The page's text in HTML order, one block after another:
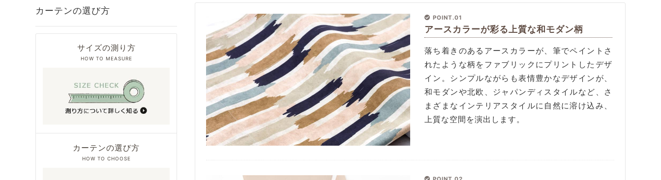
POINT.01
アースカラーが彩る上質な和モダン柄
落ち着きのあるアースカラーが、筆でペイントさ
れたような柄をファブリックにプリントしたデザ
イン。シンプルながらも表情豊かなデザインが、
和モダンや北欧、ジャパンディスタイルなど、さ
まざまなインテリアスタイルに自然に溶け込み、
上質な空間を演出します。
カーテンの選び方
サイズの測り方
HOW TO MEASURE
カーテンの選び方
HOW TO CHOOSE